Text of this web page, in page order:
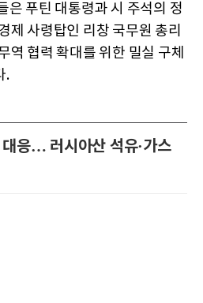
은 푸틴 대통령과 시 주석의 정
제 사령탑인 리창 국무원 총리
역 협력 확대를 위한 밀실 구체
.
응… 러시아산 석유·가스